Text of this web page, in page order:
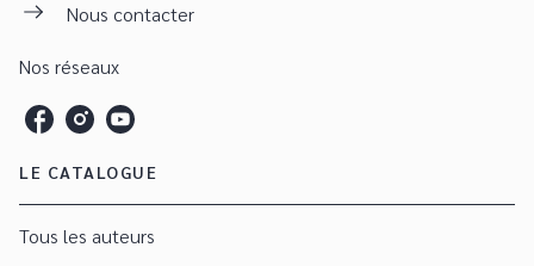
Nous contacter
Nos réseaux
LE CATALOGUE
Tous les auteurs